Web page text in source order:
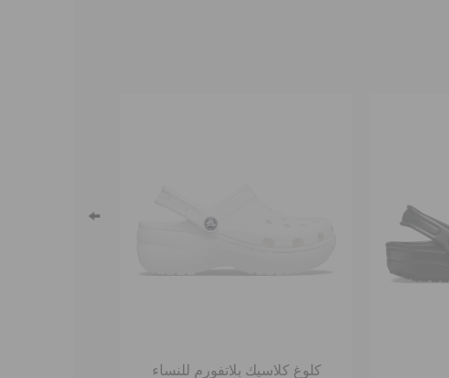
←
كلوغ كلاسيك بلاتفورم للنساء